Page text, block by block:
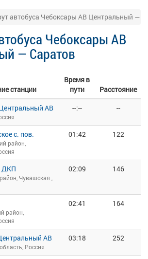
автобуса Чебоксары АВ Центральный —
Чебоксары АВ
— Саратов
станции
Время в
пути
Расстояние
АВ --:-- --
с. пов.
район,
01:42 122
ДКП
Чувашская ,
02:09 146
район,
02:41 164
АВ
Россия
03:18 252